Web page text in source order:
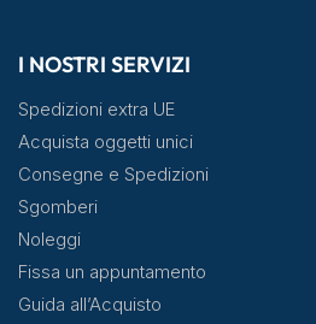
I NOSTRI SERVIZI
Spedizioni extra UE
Acquista oggetti unici
Consegne e Spedizioni
Sgomberi
Noleggi
Fissa un appuntamento
Guida all’Acquisto